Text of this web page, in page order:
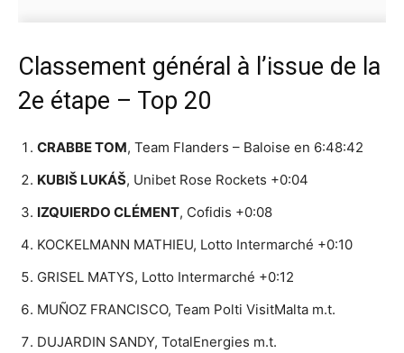
Classement général à l’issue de la
2e étape – Top 20
CRABBE TOM, Team Flanders – Baloise en 6:48:42
KUBIŠ LUKÁŠ, Unibet Rose Rockets +0:04
IZQUIERDO CLÉMENT, Cofidis +0:08
KOCKELMANN MATHIEU, Lotto Intermarché +0:10
GRISEL MATYS, Lotto Intermarché +0:12
MUÑOZ FRANCISCO, Team Polti VisitMalta m.t.
DUJARDIN SANDY, TotalEnergies m.t.